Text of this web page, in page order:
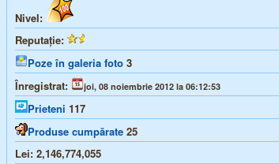
Nivel:
Reputație:
Poze în galeria foto 3
Înregistrat:
joi, 08 noiembrie 2012 la 06:12:53
Prieteni 117
Produse cumpărate 25
Lei: 2,146,774,055